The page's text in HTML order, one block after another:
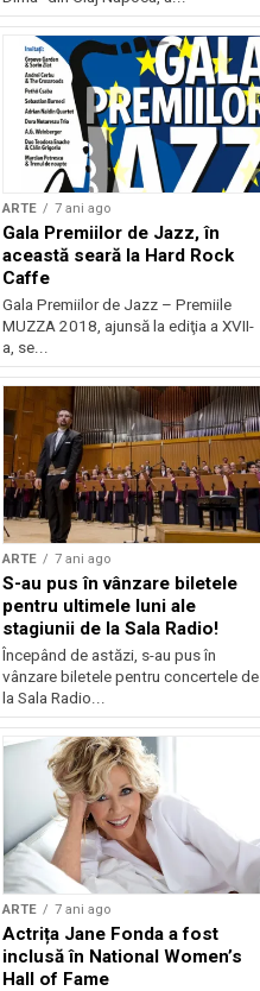
ARTE 7 ani ago
Gala Premiilor de Jazz, în
această seară la Hard Rock
Caffe
Gala Premiilor de Jazz – Premiile
MUZZA 2018, ajunsă la ediţia a XVII-
a, se...
ARTE 7 ani ago
S-au pus în vânzare biletele
pentru ultimele luni ale
stagiunii de la Sala Radio!
Începând de astăzi, s-au pus în
vânzare biletele pentru concertele de
la Sala Radio...
ARTE 7 ani ago
Actrița Jane Fonda a fost
inclusă în National Women’s
Hall of Fame